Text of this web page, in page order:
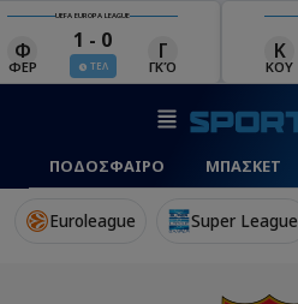
UEFA EUROPA LEAGUE
Φ
ΦΕΡ
1 - 0
ΤΕΛ
Γ
ΓΚΌ
Κ
ΚΟΥ
ΠΟΔΟΣΦΑΙΡΟ ΜΠΑΣΚΕΤ
Euroleague Super League